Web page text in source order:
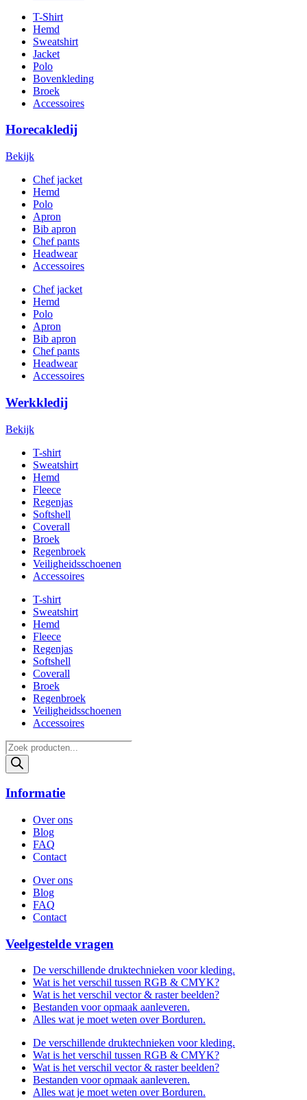
T-Shirt
Hemd
Sweatshirt
Jacket
Polo
Bovenkleding
Broek
Accessoires
Horecakledij
Bekijk
Chef jacket
Hemd
Polo
Apron
Bib apron
Chef pants
Headwear
Accessoires
Chef jacket
Hemd
Polo
Apron
Bib apron
Chef pants
Headwear
Accessoires
Werkkledij
Bekijk
T-shirt
Sweatshirt
Hemd
Fleece
Regenjas
Softshell
Coverall
Broek
Regenbroek
Veiligheidsschoenen
Accessoires
T-shirt
Sweatshirt
Hemd
Fleece
Regenjas
Softshell
Coverall
Broek
Regenbroek
Veiligheidsschoenen
Accessoires
Products
search
Informatie
Over ons
Blog
FAQ
Contact
Over ons
Blog
FAQ
Contact
Veelgestelde vragen
De verschillende druktechnieken voor kleding.
Wat is het verschil tussen RGB & CMYK?
Wat is het verschil vector & raster beelden?
Bestanden voor opmaak aanleveren.
Alles wat je moet weten over Borduren.
De verschillende druktechnieken voor kleding.
Wat is het verschil tussen RGB & CMYK?
Wat is het verschil vector & raster beelden?
Bestanden voor opmaak aanleveren.
Alles wat je moet weten over Borduren.